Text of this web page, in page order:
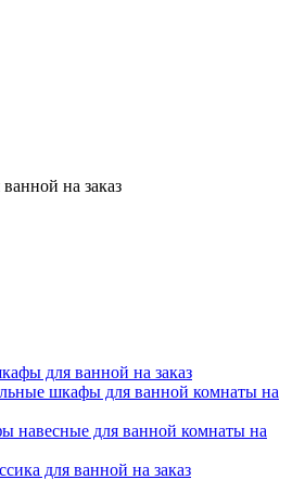
на заказ
для ванной на заказ
шкафы для ванной комнаты на
навесные для ванной комнаты на
для ванной на заказ